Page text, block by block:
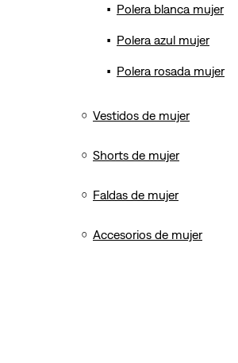
Polera blanca mujer
Polera azul mujer
Polera rosada mujer
Vestidos de mujer
Shorts de mujer
Faldas de mujer
Accesorios de mujer